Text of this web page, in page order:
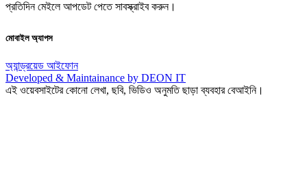
প্রতিদিন মেইলে আপডেট পেতে সাবস্ক্রাইব করুন।
মোবাইল অ্যাপস
অ্যান্ড্রয়েড আইফোন
Developed & Maintainance by DEON IT
এই ওয়েবসাইটের কোনো লেখা, ছবি, ভিডিও অনুমতি ছাড়া ব্যবহার বেআইনি।